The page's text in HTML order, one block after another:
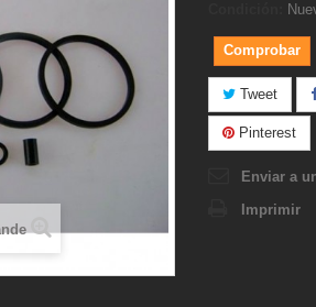
Comprobar
Tweet
Pinterest
Enviar a
Imprimir